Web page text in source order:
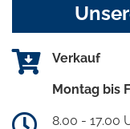
Verkauf
Montag bis
8.00 - 17.00